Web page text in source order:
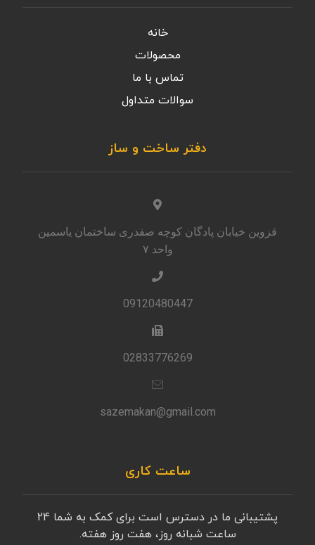
خانه
محصولات
تماس با ما
سوالات متداول
دفتر ساخت و ساز
قزوین خیابان پادگان کوچه صفدری ساختمان یاسمین
واحد ۷
09120480447
02833776269
sazemakan@gmail.com
ساعت کاری
پشتیبانی ما در دسترس است برای کمک به شما 24
ساعت شبانه روز، هفت روز هفته.